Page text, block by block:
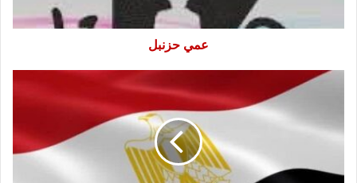
عمي حزنبل
آول